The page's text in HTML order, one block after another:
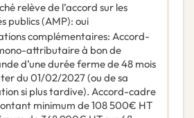
relève de l’accord sur les
publics (AMP): oui
complémentaires: Accord-
attributaire à bon de
d’une durée ferme de 48 mois
du 01/02/2027 (ou de sa
si plus tardive). Accord-cadre
minimum de 108 500€ HT